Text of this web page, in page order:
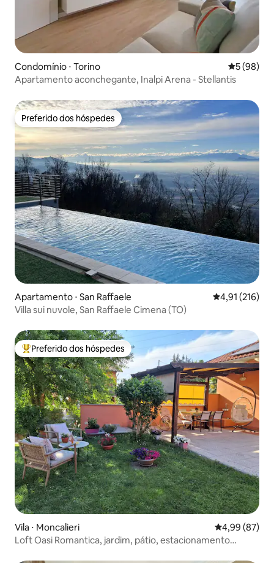
Condomínio ⋅ Torino 5 de uma
5 (98)
Apartamento aconchegante, Inalpi Arena - Stellantis
Preferido dos hóspedes
Preferido dos hóspedes
Apartamento ⋅ San Raffaele 4,91 de uma
4,91 (216)
Villa sui nuvole, San Raffaele Cimena (TO)
Entre os melhores preferidos dos hóspedes
Preferido dos hóspedes
Vila ⋅ Moncalieri 4,99 de uma
4,99 (87)
Loft Oasi Romantica, jardim, pátio, estacionamento